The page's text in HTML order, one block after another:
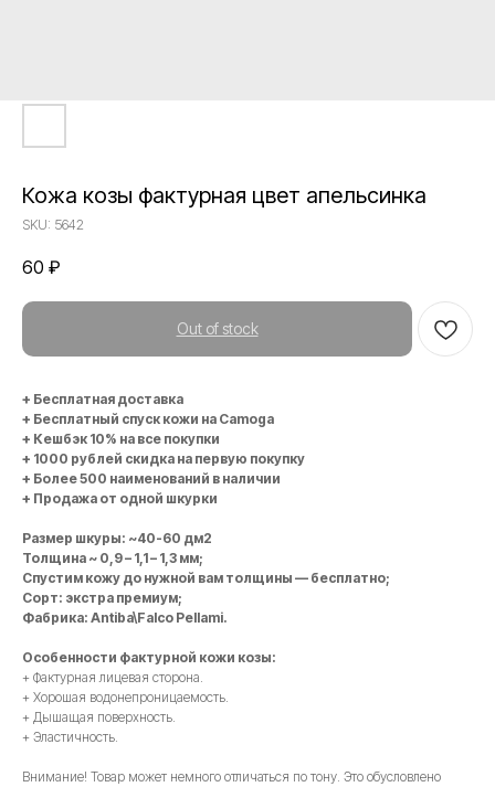
Кожа козы фактурная цвет апельсинка
SKU: 5642
60 ₽
Out of stock
+ Бесплатная доставка
+ Бесплатный спуск кожи на Camoga
+ Кешбэк 10% на все покупки
+ 1000 рублей скидка на первую покупку
+ Более 500 наименований в наличии
+ Продажа от одной шкурки
Размер шкуры: ~40-60 дм2
Толщина ~ 0,9 – 1,1 – 1,3 мм;
Спустим кожу до нужной вам толщины — бесплатно;
Сорт: экстра премиум;
Фабрика: Antiba\Falco Pellami.
Особенности фактурной кожи козы:
+ Фактурная лицевая сторона.
+ Хорошая водонепроницаемость.
+ Дышащая поверхность.
+ Эластичность.
Внимание! Товар может немного отличаться по тону. Это обусловлено